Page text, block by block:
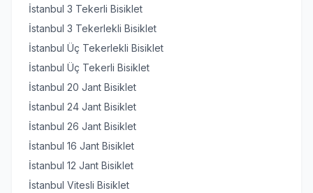
İstanbul 3 Tekerli Bisiklet
İstanbul 3 Tekerlekli Bisiklet
İstanbul Üç Tekerlekli Bisiklet
İstanbul Üç Tekerli Bisiklet
İstanbul 20 Jant Bisiklet
İstanbul 24 Jant Bisiklet
İstanbul 26 Jant Bisiklet
İstanbul 16 Jant Bisiklet
İstanbul 12 Jant Bisiklet
İstanbul Vitesli Bisiklet